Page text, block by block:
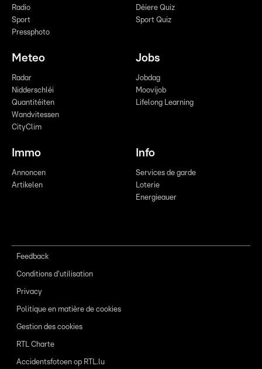
Radio
Sport
Pressphoto
Déiere Quiz
Sport Quiz
Meteo
Radar
Nidderschléi
Quantitéiten
Wandvitessen
CityClim
Jobs
Jobdag
Moovijob
Lifelong Learning
Immo
Annoncen
Artikelen
Info
Services de garde
Loterie
Energieauer
Feedback
Conditions d'utilisation
Privacy
Politique en matière de cookies
Gestion des cookies
RTL Charte
Accidentsfotoen op RTL.lu